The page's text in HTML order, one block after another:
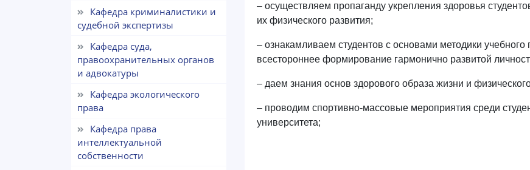
Кафедра криминалистики и
судебной экспертизы
Кафедра суда,
правоохранительных органов
и адвокатуры
Кафедра экологического
права
Кафедра права
интеллектуальной
собственности
– осуществляем пропаганду укрепления здоровья
их физического развития;
– ознакамливаем студентов с основами методики
всестороннее формирование гармонично развитой
– даем знания основ здорового образа жизни и
– проводим спортивно-массовые мероприятия среди
университета;